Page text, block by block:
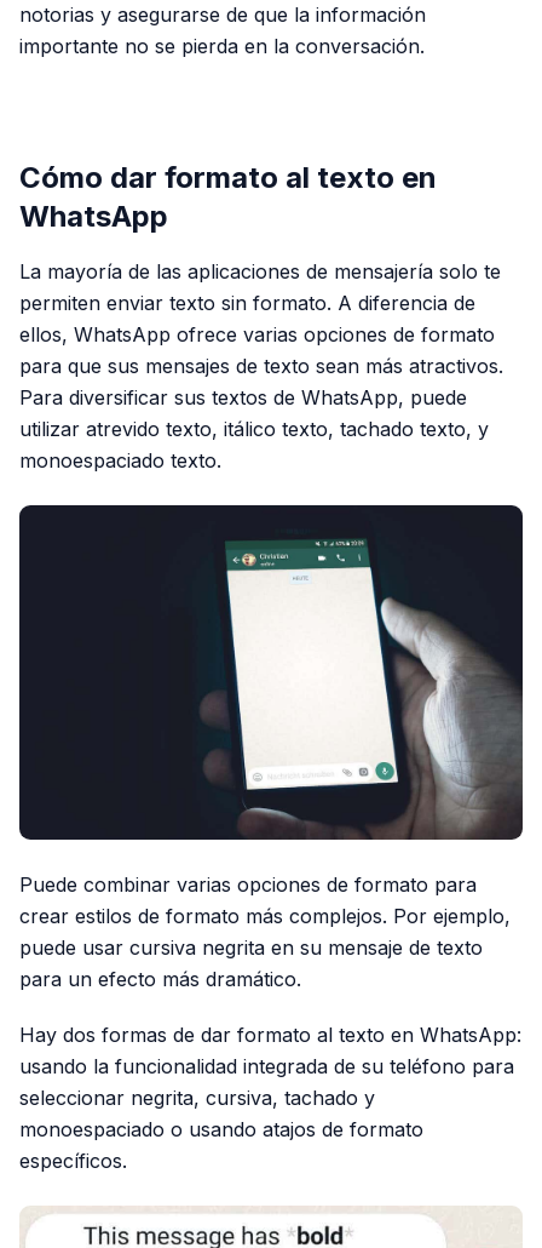
notorias y asegurarse de que la información
importante no se pierda en la conversación.
Cómo dar formato al texto en
WhatsApp
La mayoría de las aplicaciones de mensajería solo te
permiten enviar texto sin formato. A diferencia de
ellos, WhatsApp ofrece varias opciones de formato
para que sus mensajes de texto sean más atractivos.
Para diversificar sus textos de WhatsApp, puede
utilizar atrevido texto, itálico texto, tachado texto, y
monoespaciado texto.
Puede combinar varias opciones de formato para
crear estilos de formato más complejos. Por ejemplo,
puede usar cursiva negrita en su mensaje de texto
para un efecto más dramático.
Hay dos formas de dar formato al texto en WhatsApp:
usando la funcionalidad integrada de su teléfono para
seleccionar negrita, cursiva, tachado y
monoespaciado o usando atajos de formato
específicos.